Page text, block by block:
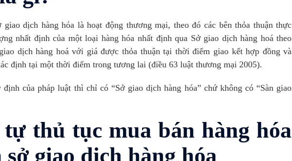
giao dịch hàng hóa là hoạt động thương mại, theo đó các bên thỏa thuận thực
nhất định của một loại hàng hóa nhất định qua Sở giao dịch hàng hoá theo
dịch hàng hoá với giá được thỏa thuận tại thời điểm giao kết hợp đồng và
định tại một thời điểm trong tương lai (điều 63 luật thương mại 2005).
của pháp luật thì chỉ có “Sở giao dịch hàng hóa” chứ không có “Sàn giao
thủ tục mua bán hàng hóa
giao dịch hàng hóa